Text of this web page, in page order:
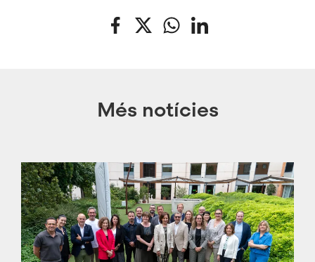
Facebook
Twitter WhatsApp
Més notícies